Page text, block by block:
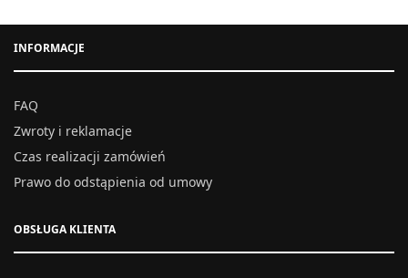
INFORMACJE
FAQ
Zwroty i reklamacje
Czas realizacji zamówień
Prawo do odstąpienia od umowy
OBSŁUGA KLIENTA